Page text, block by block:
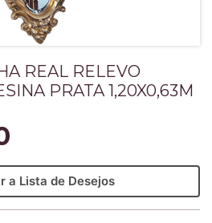
REAL RELEVO
PRATA 1,20X0,63M
a Lista de Desejos